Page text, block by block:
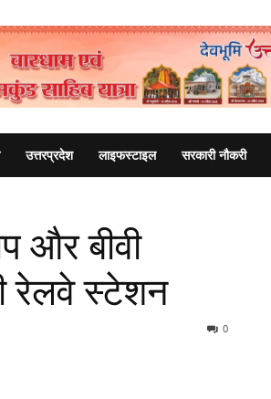
उत्तरप्रदेश लाइफस्टाइल सरकारी नौकरी
और बीवी
रेलवे स्टेशन
0